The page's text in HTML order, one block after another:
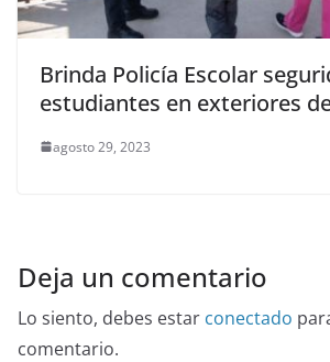
Brinda Policía Escolar
estudiantes en exteriores
agosto 29, 2023
Deja un comentario
Lo siento, debes estar conectado
comentario.